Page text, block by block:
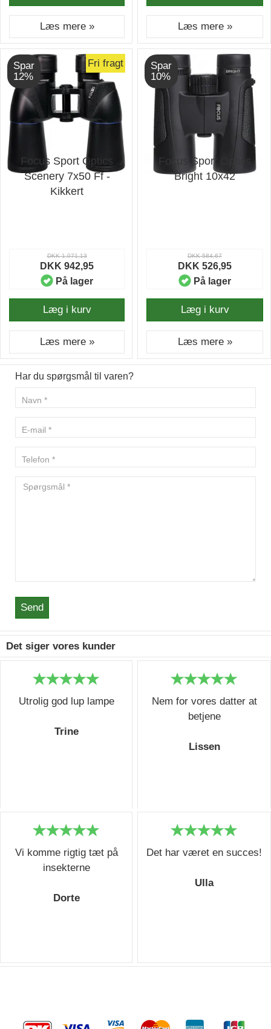
Læs mere » Læs mere »
Spar
12%
Fri fragt
Focus Sport Optics
Scenery 7x50 Ff -
Kikkert
DKK 1.071,13
DKK 942,95
På lager
Læg i kurv
Læs mere »
Spar
10%
Focus Sport Optics
Bright 10x42
DKK 584,67
DKK 526,95
På lager
Læg i kurv
Læs mere »
Har du spørgsmål til varen?
Send
Det siger vores kunder
Utrolig god lup lampe
Trine
Nem for vores datter at
betjene
Lissen
Vi komme rigtig tæt på
insekterne
Dorte
Det har været en succes!
Ulla